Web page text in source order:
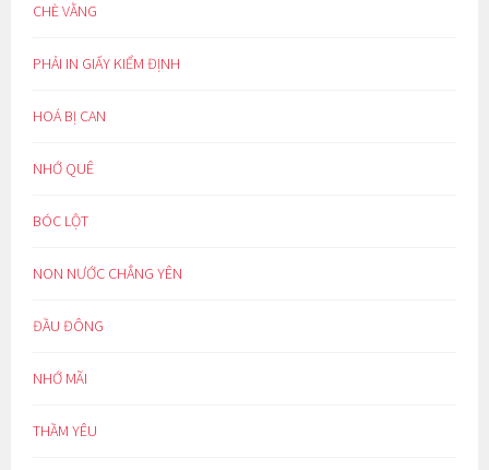
CHÈ VẰNG
PHẢI IN GIẤY KIỂM ĐỊNH
HOÁ BỊ CAN
NHỚ QUÊ
BÓC LỘT
NON NƯỚC CHẲNG YÊN
ĐẦU ĐÔNG
NHỚ MÃI
THẦM YÊU